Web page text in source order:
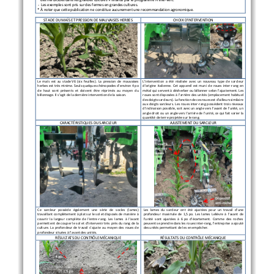
- Les exemples sont pris sur des fermes en grandes cultures.
* À noter que cette publication ne constitue aucunement une recommandation agronomique.
STADE DU MAÏS ET PRESSION DE MAUVAISES HERBES CHOIX D’INTERVENTION
Le maïs est  au  stade V6 (six  feuilles).  La  pression  de  mauvaises
herbes est très minime. Seuls quelques chénopodes d’environ 4 po
de  haut sont  présents  et  doivent être réprimés au  moyen  du
billonnage. Il s’agit de la dernière intervention de la saison.
L’intervention a été réalisée avec  un  nouveau  type  de  sarcleur
d’origine italienne. Cet appareil  est  muni  de  roues  inter-rang  en
métal qui servent à désherber ou billonner selon l’ajustement. Les
roues sont disposées à l'arrière des unités (emplacement habituel
des doigts sarcleurs) Lafonction de ces rouesest d’ailleurs similaire
aux  doigts  sarcleurs. Les  roues  inter-rang  possèdent  trois  niveaux
d’inclinaison possible, soit avec un angle vers l’avant de l’unité, un
angle droit ou un angle vers l’arrière de l’unité, ce qui fait varier la
quantité de terre projetée sur le rang.
CARACTÉRISTIQUES DU SARCLEUR AJUSTEMENT DU SARCLEUR
Ce   sarcleur   possède   également   une   série   de   socles   (lames)
travaillant complètement à plat sur le sol et disposés de manière à
couvrir la largeur complète de l’entre-rang. Les lames
à l’avant
permettent de couper le sol et d’intervenir très près du rang de la
culture. La profondeur de travail s’ajuste au moyen des roues de
profondeur situées à l’avant des unités.
Les  lames  du  sarcleur  ont  été  ajustées pour un travail d’une
profondeur  maximale de  1,5 po. Les lames Lelièvre à l’avant de
l’unité sont ajustées  à  6 po d’écartement. Comme des roches
peuvent se prendre dans les roues inter-rang, l’entreprise a ajouté
des unités permettant de les en empêcher.
RÉSULTATS DU CONTRÔLE MÉCANIQUE RÉSULTATS DU CONTRÔLE MÉCANIQUE